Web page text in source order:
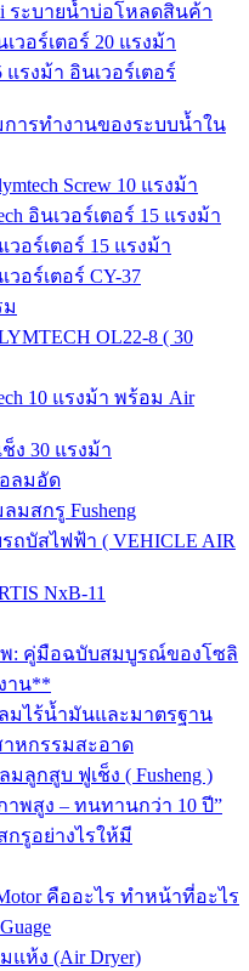
ระบายน้ำบ่อโหลดสินค้า
วอร์เตอร์ 20 แรงม้า
รงม้า อินเวอร์เตอร์
ารทำงานของระบบน้ำใน
Screw 10 แรงม้า
อินเวอร์เตอร์ 15 แรงม้า
อร์เตอร์ 15 แรงม้า
อร์เตอร์ CY-37
ม
OL22-8 ( 30
10 แรงม้า พร้อม Air
ง 30 แรงม้า
ลมอัด
มสกรู Fusheng
บัสไฟฟ้า ( VEHICLE AIR
NxB-11
: คู่มือฉบับสมบูรณ์ของโซลิ
าน**
มไร้น้ำมันและมาตรฐาน
หกรรมสะอาด
ลูกสูบ ฟูเช็ง ( Fusheng )
พสูง – ทนทานกว่า 10 ปี”
กรูอย่างไรให้มี
คืออะไร ทำหน้าที่อะไร
แห้ง (Air Dryer)